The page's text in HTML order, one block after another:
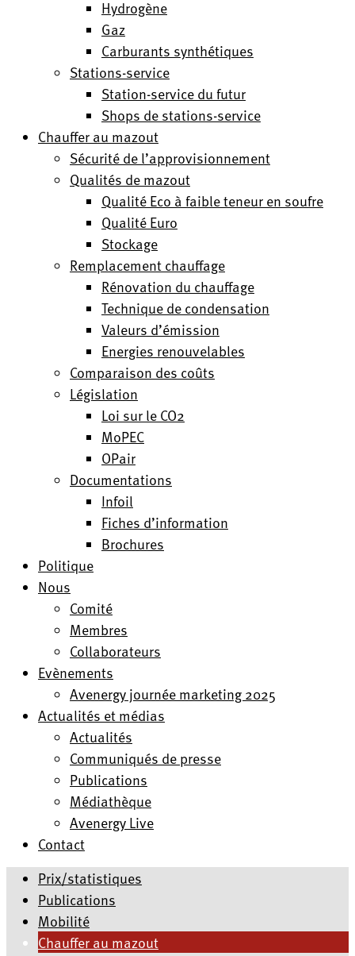
Hydrogène
Gaz
Carburants synthétiques
Stations-service
Station-service du futur
Shops de stations-service
Chauffer au mazout
Sécurité de l’approvisionnement
Qualités de mazout
Qualité Eco à faible teneur en soufre
Qualité Euro
Stockage
Remplacement chauffage
Rénovation du chauffage
Technique de condensation
Valeurs d’émission
Energies renouvelables
Comparaison des coûts
Législation
Loi sur le CO2
MoPEC
OPair
Documentations
Infoil
Fiches d’information
Brochures
Politique
Nous
Comité
Membres
Collaborateurs
Evènements
Avenergy journée marketing 2025
Actualités et médias
Actualités
Communiqués de presse
Publications
Médiathèque
Avenergy Live
Contact
Prix/statistiques
Publications
Mobilité
Chauffer au mazout